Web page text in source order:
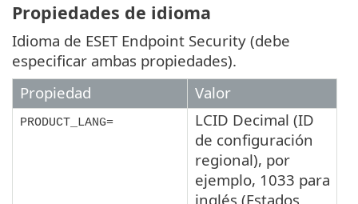
Propiedades de idioma
Idioma de ESET Endpoint Security (debe
especificar ambas propiedades).
Propiedad
Valor
PRODUCT_LANG=
LCID Decimal (ID
de configuración
regional), por
ejemplo, 1033 para
inglés (Estados